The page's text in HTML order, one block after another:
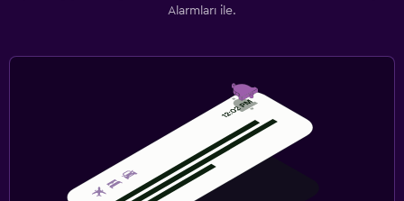
Alarmları ile.